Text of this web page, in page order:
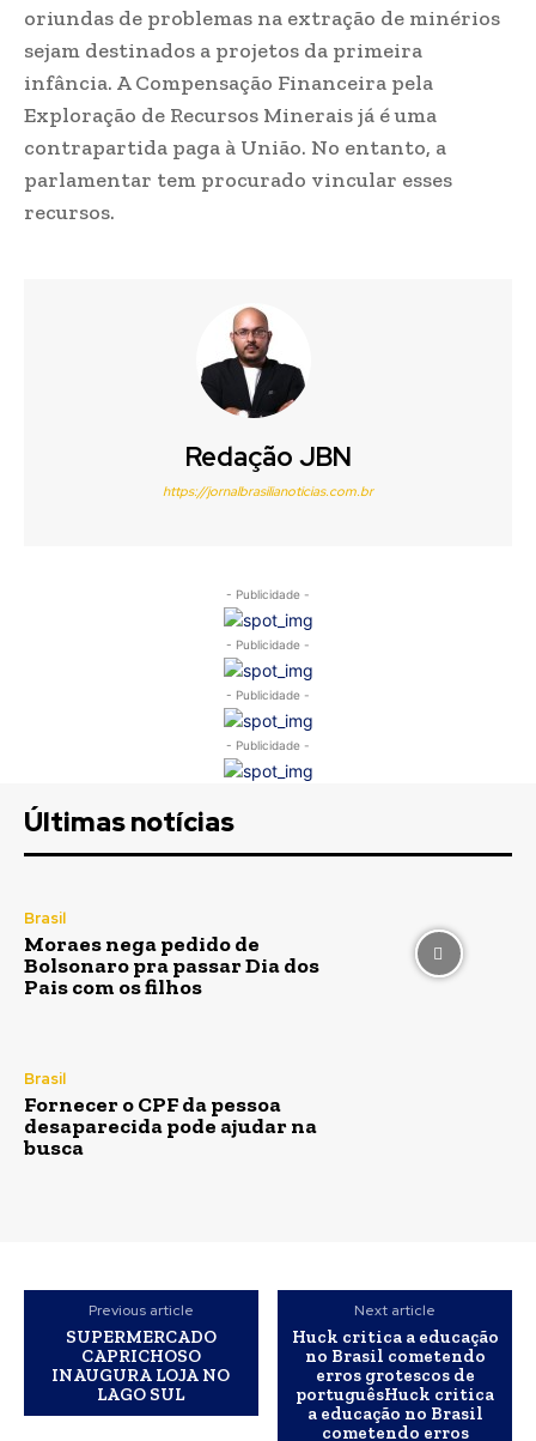
oriundas de problemas na extração de minérios
sejam destinados a projetos da primeira
infância. A Compensação Financeira pela
Exploração de Recursos Minerais já é uma
contrapartida paga à União. No entanto, a
parlamentar tem procurado vincular esses
recursos.
Redação JBN
https://jornalbrasilianoticias.com.br
- Publicidade -
- Publicidade -
- Publicidade -
- Publicidade -
Últimas notícias
Brasil
Moraes nega pedido de
Bolsonaro pra passar Dia dos
Pais com os filhos
Brasil
Fornecer o CPF da pessoa
desaparecida pode ajudar na
busca
Previous article
SUPERMERCADO
CAPRICHOSO
INAUGURA LOJA NO
LAGO SUL
Next article
Huck critica a educação
no Brasil cometendo
erros grotescos de
portuguêsHuck critica
a educação no Brasil
cometendo erros